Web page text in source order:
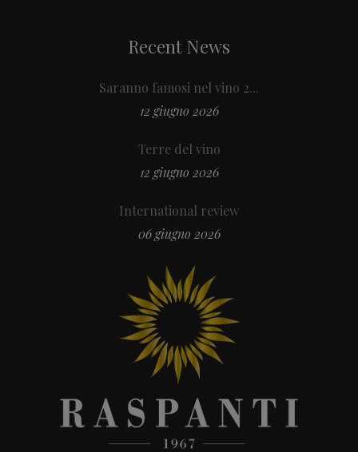
Recent News
Saranno famosi nel vino 2...
12 giugno 2026
Terre del vino
12 giugno 2026
International review
06 giugno 2026